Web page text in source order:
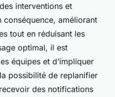
interventions et
conséquence, améliorant
tout en réduisant les
optimal, il est
équipes et d’impliquer
possibilité de replanifier
des notifications